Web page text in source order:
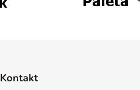
Kontakt